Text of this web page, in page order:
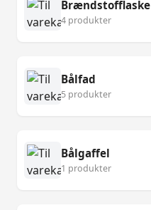
Brændstofflaske
4 produkter
Bålfad
5 produkter
Bålgaffel
1 produkter